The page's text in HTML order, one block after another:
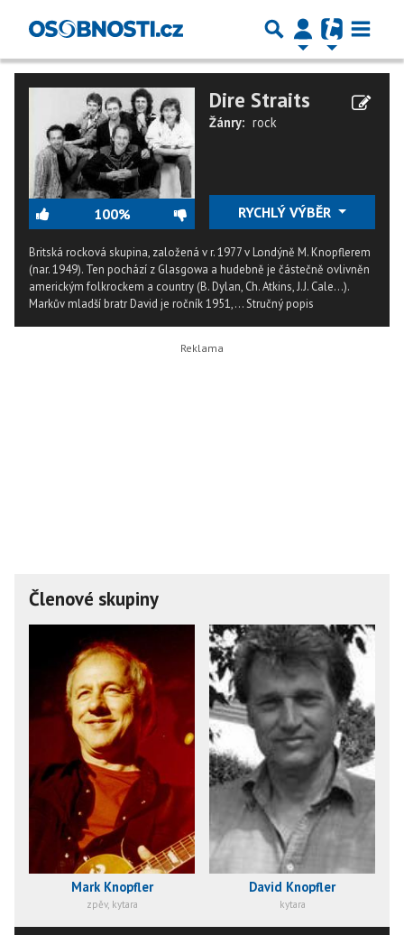
100%
Dire Straits
Žánry: rock
RYCHLÝ VÝBĚR
Britská rocková skupina, založená v r. 1977 v Londýně M. Knopflerem
(nar. 1949). Ten pochází z Glasgowa a hudebně je částečně ovlivněn
americkým folkrockem a country (B. Dylan, Ch. Atkins, J.J. Cale...).
Markův mladší bratr David je ročník 1951,...Stručný popis
Členové skupiny
Mark Knopfler
zpěv, kytara
David Knopfler
kytara